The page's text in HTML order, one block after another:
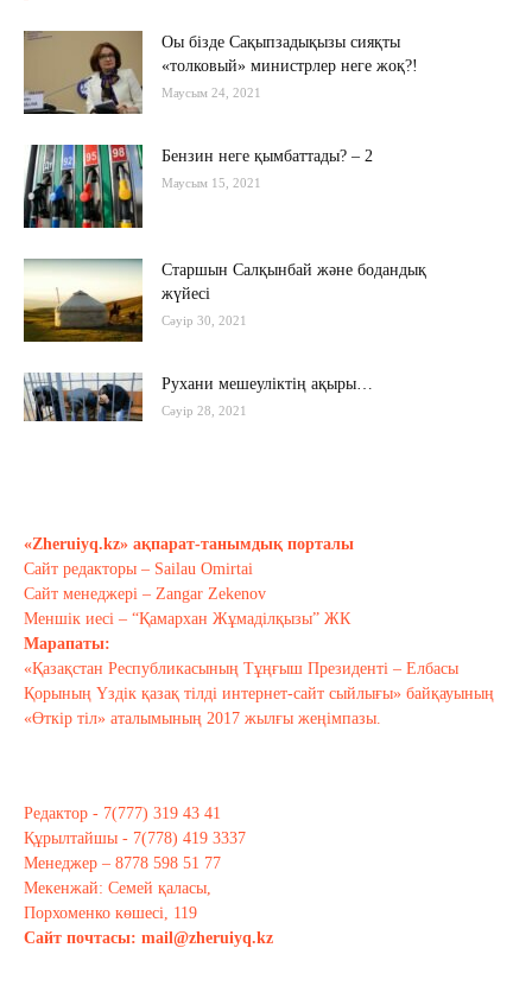
Оы бізде Сақыпзадықызы сияқты
«толковый» министрлер неге жоқ?!
Маусым 24, 2021
Бензин неге қымбаттады? – 2
Маусым 15, 2021
Старшын Салқынбай және бодандық
жүйесі
Сәуір 30, 2021
Рухани мешеуліктің ақыры…
Сәуір 28, 2021
Сәуір 17, 2021
Тағы оқу
«Zheruiyq.kz» ақпарат-танымдық порталы
Сайт редакторы – Sailau Omirtai
Сайт менеджері – Zangar Zekenov
Меншік иесі – “Қамархан Жұмаділқызы” ЖК
Марапаты:
«Қазақстан Республикасының Тұңғыш Президенті – Елбасы
Қорының Үздік қазақ тілді интернет-сайт сыйлығы» байқауының
«Өткір тіл» аталымының 2017 жылғы жеңімпазы.
Редактор - 7(777) 319 43 41
Құрылтайшы - 7(778) 419 3337
Менеджер – 8778 598 51 77
Мекенжай: Семей қаласы,
Порхоменко көшесі, 119
Сайт почтасы: mail@zheruiyq.kz